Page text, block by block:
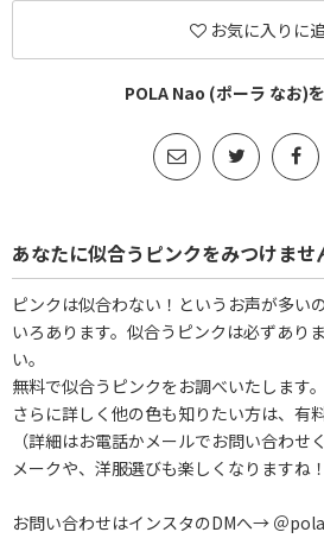
お気に入りに
POLA Nao (ポーラ なお)
あなたに似合うピンクをみつけませ
ピンクは似合わない！というお声が多い
いろあります。似合うピンクは必ずあり
い。
無料で似合うピンクをお調べいたします
さらに詳しく他の色も知りたい方は、有
（詳細はお電話かメールでお問い合わせ
メークや、洋服選びも楽しくなりますね！
お問い合わせはインスタのDMへ→ ＠